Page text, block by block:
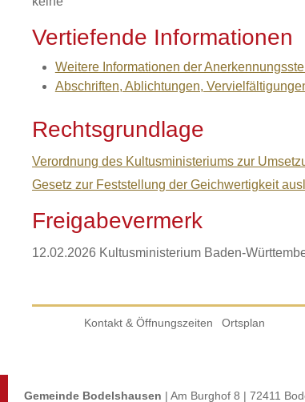
Vertiefende Informationen
Weitere Informationen der
Abschriften, Ablichtungen,
Rechtsgrundlage
Verordnung des Kultusministeriums zur
Gesetz zur Feststellung der Geichwertigkeit
Freigabevermerk
12.02.2026 Kultusministerium Baden-
Kontakt & Öffnungszeiten Ortsplan
Gemeinde Bodelshausen | Am Burghof 8 | 72411